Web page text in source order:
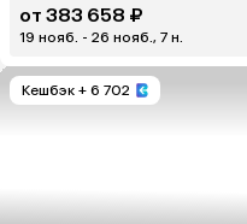
от 383 658 ₽
19 нояб. - 26 нояб., 7 н.
Кешбэк + 6 702